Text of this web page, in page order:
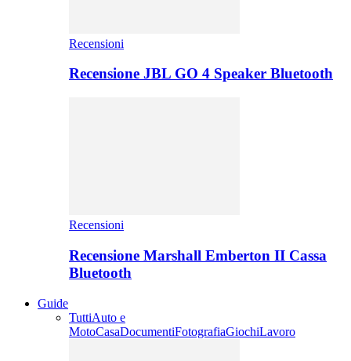
Recensioni
Recensione JBL GO 4 Speaker Bluetooth
Recensioni
Recensione Marshall Emberton II Cassa
Bluetooth
Guide
TuttiAuto e
MotoCasaDocumentiFotografiaGiochiLavoro